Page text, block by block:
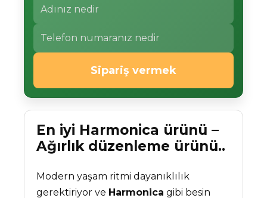
Sipariş vermek
En iyi Harmonica ürünü –
Ağırlık düzenleme ürünü..
Modern yaşam ritmi dayanıklılık
gerektiriyor ve Harmonica gibi besin